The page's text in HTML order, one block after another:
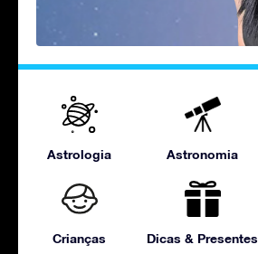
Astrologia Astronomia
Crianças Dicas & Presentes